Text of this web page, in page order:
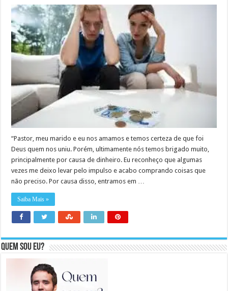
“Pastor, meu marido e eu nos amamos e temos certeza de que foi
Deus quem nos uniu. Porém, ultimamente nós temos brigado muito,
principalmente por causa de dinheiro. Eu reconheço que algumas
vezes me deixo levar pelo impulso e acabo comprando coisas que
não preciso. Por causa disso, entramos em …
Saiba Mais »
Quem sou eu?